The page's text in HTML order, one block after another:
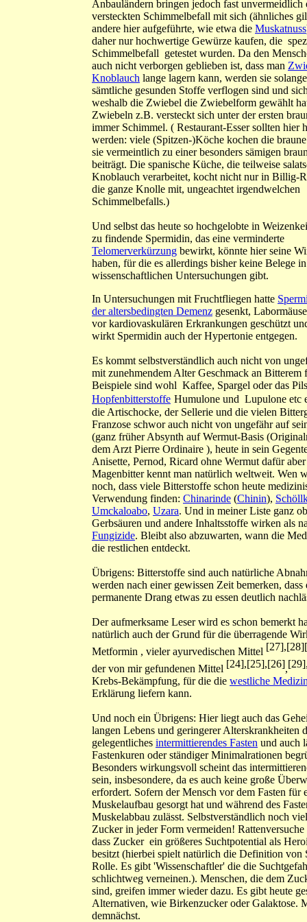
Anbauländern bringen jedoch fast unvermeidlich
versteckten Schimmelbefall mit sich (ähnliches
andere hier aufgeführte, wie etwa die Muskatnuss
daher nur hochwertige Gewürze kaufen, die
Schimmelbefall getestet wurden. Da den
auch nicht verborgen geblieben ist, dass man
Knoblauch lange lagern kann, werden sie
sämtliche gesunden Stoffe verflogen sind und
weshalb die Zwiebel die Zwiebelform gewählt
Zwiebeln z.B. versteckt sich unter der ersten
immer Schimmel. ( Restaurant-Esser sollten hier
werden: viele (Spitzen-)Köche kochen die
sie vermeintlich zu einer besonders sämigen
beiträgt. Die spanische Küche, die teilweise
Knoblauch verarbeitet, kocht nicht nur in Billig-
die ganze Knolle mit, ungeachtet irgendwelchen
Schimmelbefalls.)
Und selbst das heute so hochgelobte in
zu findende Spermidin, das eine verminderte
Telomerverkürzung bewirkt, könnte hier seine
haben, für die es allerdings bisher keine Belege in
wissenschaftlichen Untersuchungen gibt.
In Untersuchungen mit Fruchtfliegen hatte
der altersbedingten Demenz gesenkt,
vor kardiovaskulären Erkrankungen geschützt
wirkt Spermidin auch der Hypertonie entgegen.
Es kommt selbstverständlich auch nicht von
mit zunehmendem Alter Geschmack an Bitterem
Beispiele sind wohl Kaffee, Spargel oder das
Hopfenbitterstoffe Humulone und Lupulone etc
die Artischocke, der Sellerie und die vielen
Franzose schwor auch nicht von ungefähr auf
(ganz früher Absynth auf Wermut-Basis
dem Arzt Pierre Ordinaire ), heute in sein
Anisette, Pernod, Ricard ohne Wermut dafür
Magenbitter kennt man natürlich weltweit. Wen
noch, dass viele Bitterstoffe schon heute
Verwendung finden: Chinarinde (Chinin),
Umckaloabo, Uzara. Und in meiner Liste ganz
Gerbsäuren und andere Inhaltsstoffe wirken als
Fungizide. Bleibt also abzuwarten, wann die
die restlichen entdeckt.
Übrigens: Bitterstoffe sind auch natürliche
werden nach einer gewissen Zeit bemerken, dass
permanente Drang etwas zu essen deutlich
Der aufmerksame Leser wird es schon bemerkt
natürlich auch der Grund für die überragende
Metformin , vieler ayurvedischen Mittel
der von mir gefundenen Mittel [24],[25],[26],
Krebs-Bekämpfung, für die die westliche
Erklärung liefern kann.
Und noch ein Übrigens: Hier liegt auch das
langen Lebens und geringerer Alterskrankheiten
gelegentliches intermittierendes Fasten und auch
Fastenkuren oder ständiger Minimalrationen
Besonders wirkungsvoll scheint das
sein, insbesondere, da es auch keine große
erfordert. Sofern der Mensch vor dem Fasten für
Muskelaufbau gesorgt hat und während des
Muskelabbau zulässt. Selbstverständlich noch
Zucker in jeder Form vermeiden! Rattenversuche
dass Zucker ein größeres Suchtpotential als
besitzt (hierbei spielt natürlich die Definition von
Rolle. Es gibt 'Wissenschaftler' die die
schlichtweg verneinen.). Menschen, die dem
sind, greifen immer wieder dazu. Es gibt heute
Alternativen, wie Birkenzucker oder Galaktose.
demnächst.